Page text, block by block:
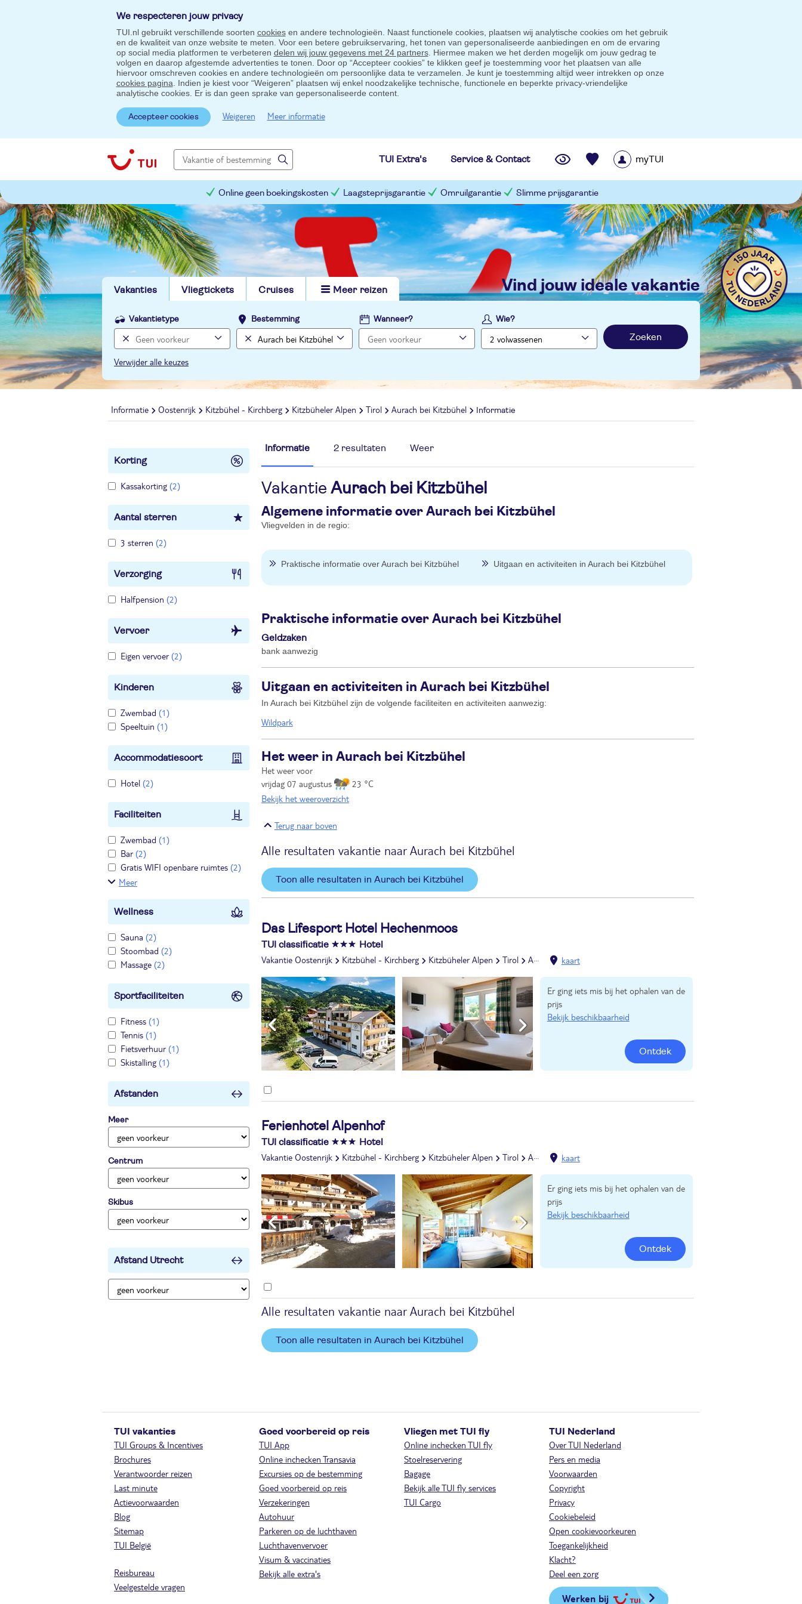
We respecteren jouw privacy
TUI.nl gebruikt verschillende soorten cookiesen andere technologieën. Naast functionele cookies, plaatsen wij analytische cookies om het gebruik
en de kwaliteit van onze website te meten. Voor een betere gebruikservaring, het tonen van gepersonaliseerde aanbiedingen en om de ervaring
op social media platformen te verbeteren delen wij jouw gegevens met 24 partners. Hiermee maken we het derden mogelijk om jouw gedrag te
volgen en daarop afgestemde advertenties te tonen. Door op “Accepteer cookies” te klikken geef je toestemming voor het plaatsen van alle
hiervoor omschreven cookies en andere technologieën om persoonlijke data te verzamelen. Je kunt je toestemming altijd weer intrekken op onze
cookies pagina . Indien je kiest voor “Weigeren” plaatsen wij enkel noodzakelijke technische, functionele en beperkte privacy-vriendelijke
analytische cookies. Er is dan geen sprake van gepersonaliseerde content.
Accepteer cookies Weigeren Meer informatie
TUI Extra's Service & Contact myTUI
Online geen boekingskosten Laagsteprijsgarantie Omruilgarantie Slimme prijsgarantie
Vakanties Vliegtickets Cruises Meer reizen vind jouw ideale vakantie
Vakantietype Bestemming Wanneer? Wie?
Zoeken
Verwijder alle keuzes
Informatie Oostenrijk Kitzbühel - Kirchberg Kitzbüheler Alpen Tirol Aurach bei Kitzbühel Informatie
Korting
Kassakorting (2)
Aantal sterren
3 sterren (2)
Verzorging
Halfpension (2)
Vervoer
Eigen vervoer(2)
Kinderen
Zwembad (1)
Speeltuin (1)
Accommodatiesoort
Hotel (2)
Faciliteiten
Zwembad (1)
Bar(2)
Gratis WIFI openbare ruimtes (2)
Meer
Wellness
Sauna (2)
Stoombad (2)
Massage (2)
Sportfaciliteiten
Fitness (1)
Tennis (1)
Fietsverhuur(1)
Skistalling (1)
Afstanden
Meer
Centrum
Skibus
Afstand Utrecht
Informatie 2 resultaten Weer
Vakantie Aurach bei Kitzbühel
Algemene informatie over Aurach bei Kitzbühel
Vliegvelden in de regio:
Praktische informatie over Aurach bei Kitzbühel Uitgaan en activiteiten in Aurach bei Kitzbühel
Praktische informatie over Aurach bei Kitzbühel
Geldzaken
bank aanwezig
Uitgaan en activiteiten in Aurach bei Kitzbühel
In Aurach bei Kitzbühel zijn de volgende faciliteiten en activiteiten aanwezig:
Wildpark
Het weer in Aurach bei Kitzbühel
Het weer voor
vrijdag 07 augustus
23 °C
Bekijk het weeroverzicht
Terug naar boven
Alle resultaten vakantie naar Aurach bei Kitzbühel
Toon alle resultaten in Aurach bei Kitzbühel
Das Lifesport Hotel Hechenmoos
TUI classificatie Hotel
Vakantie Oostenrijk Kitzbühel - Kirchberg Kitzbüheler Alpen Tirol Aurach bei Kitzbühel kaart
Er ging iets mis bij het ophalen van de
prijs
Bekijk beschikbaarheid
Ontdek
Ferienhotel Alpenhof
TUI classificatie Hotel
Vakantie Oostenrijk Kitzbühel - Kirchberg Kitzbüheler Alpen Tirol Aurach bei Kitzbühel kaart
Er ging iets mis bij het ophalen van de
prijs
Bekijk beschikbaarheid
Ontdek
Alle resultaten vakantie naar Aurach bei Kitzbühel
Toon alle resultaten in Aurach bei Kitzbühel
TUI vakanties
TUI Groups & Incentives
Brochures
Verantwoorder reizen
Last minute
Actievoorwaarden
Blog
Sitemap
TUI België
Reisbureau
Veelgestelde vragen
Goed voorbereid op reis
TUI App
Online inchecken Transavia
Excursies op de bestemming
Goed voorbereid op reis
Verzekeringen
Autohuur
Parkeren op de luchthaven
Luchthavenvervoer
Visum & vaccinaties
Bekijk alle extra's
Vliegen met TUI fly
Online inchecken TUI fly
Stoelreservering
Bagage
Bekijk alle TUI fly services
TUI Cargo
TUI Nederland
Over TUI Nederland
Pers en media
Voorwaarden
Copyright
Privacy
Cookiebeleid
Open cookievoorkeuren
Toegankelijkheid
Klacht?
Deel een zorg
Werken bij